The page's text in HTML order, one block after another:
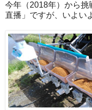
今年（2018年）から挑
直播」ですが、いよい